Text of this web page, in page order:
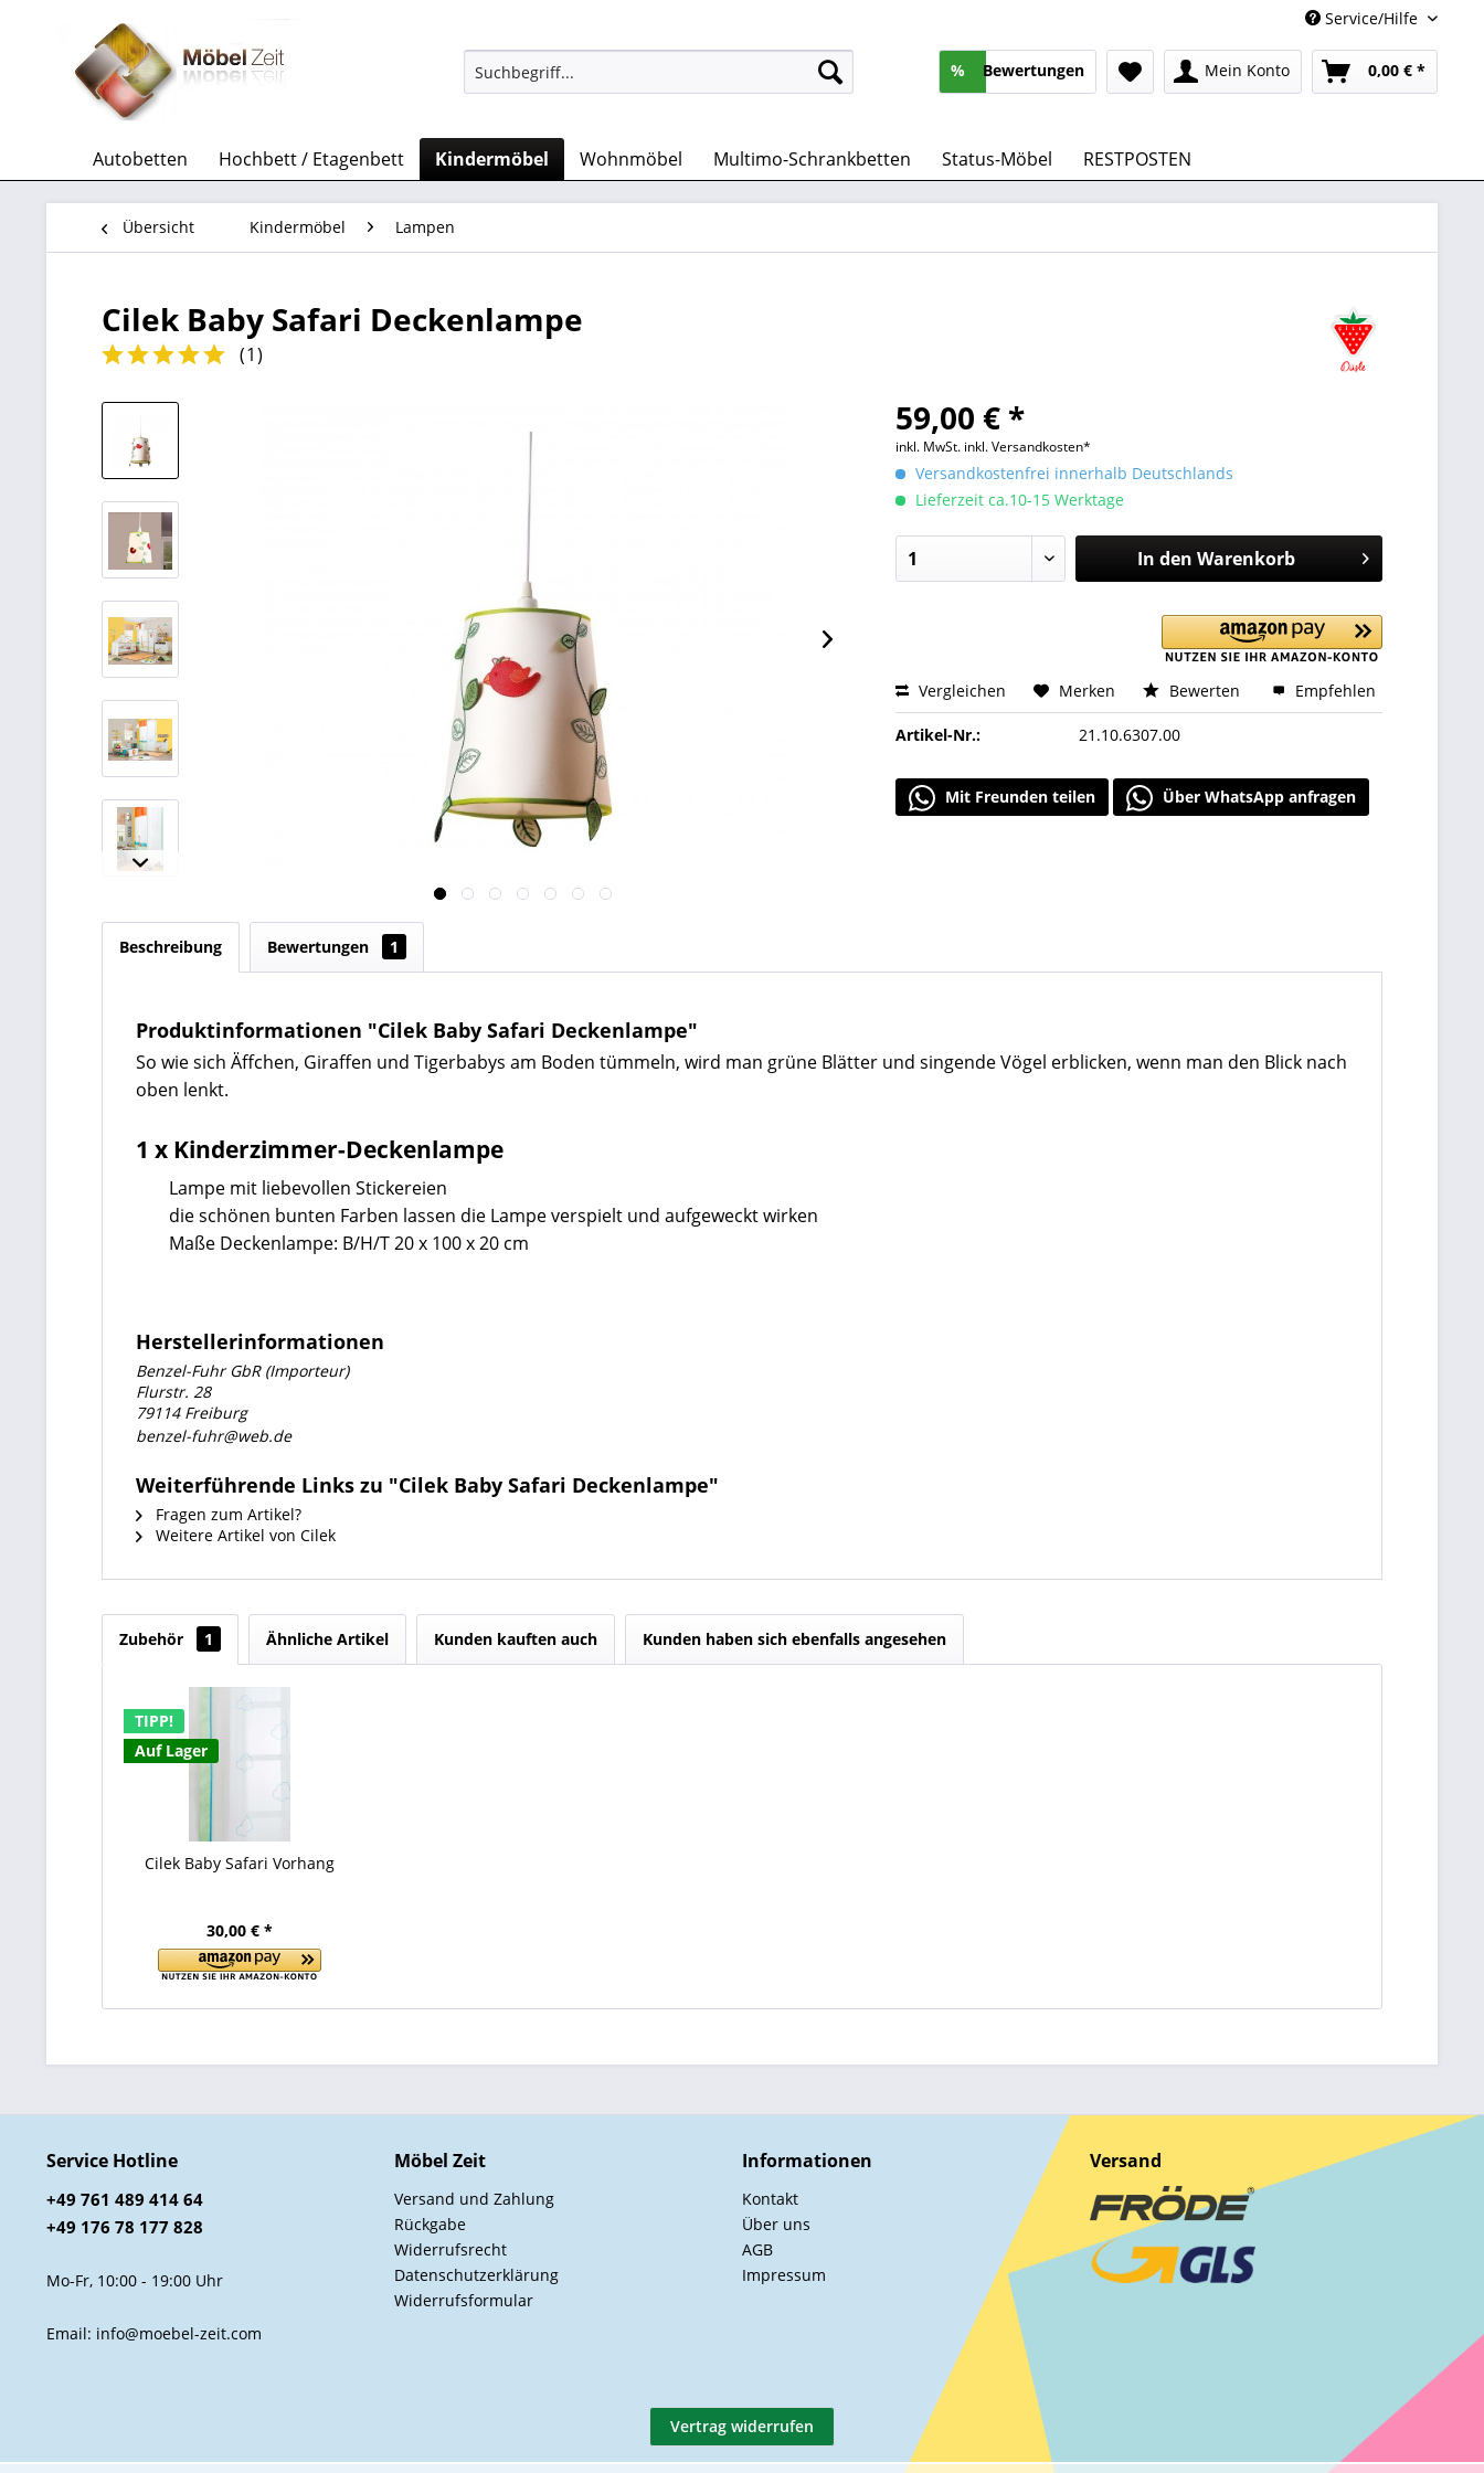
Service/Hilfe
% Bewertungen Mein Konto 0,00 € *
Autobetten Hochbett / Etagenbett Kindermöbel Wohnmöbel Multimo-Schrankbetten Status-Möbel RESTPOSTEN
Übersicht Kindermöbel Lampen
Cilek Baby Safari Deckenlampe
(1)
59,00 € *
inkl. MwSt. inkl. Versandkosten*
Versandkostenfrei innerhalb Deutschlands
Lieferzeit ca.10-15 Werktage
In den Warenkorb
Vergleichen Merken Bewerten Empfehlen
Artikel-Nr.: 21.10.6307.00
Mit Freunden teilen Über WhatsApp anfragen
Beschreibung Bewertungen 1
Produktinformationen "Cilek Baby Safari Deckenlampe"
So wie sich Äffchen, Giraffen und Tigerbabys am Boden tümmeln, wird man grüne Blätter und singende Vögel erblicken, wenn man den Blick nach
oben lenkt.
1 x Kinderzimmer-Deckenlampe
Lampe mit liebevollen Stickereien
die schönen bunten Farben lassen die Lampe verspielt und aufgeweckt wirken
Maße Deckenlampe: B/H/T 20 x 100 x 20 cm
Herstellerinformationen
Benzel-Fuhr GbR (Importeur)
Flurstr. 28
79114 Freiburg
benzel-fuhr@web.de
Weiterführende Links zu "Cilek Baby Safari Deckenlampe"
Fragen zum Artikel?
Weitere Artikel von Cilek
Zubehör 1 Ähnliche Artikel Kunden kauften auch Kunden haben sich ebenfalls angesehen
TIPP!
Auf Lager
Cilek Baby Safari Vorhang
30,00 € *
Service Hotline
+49 761 489 414 64
+49 176 78 177 828
Mo-Fr, 10:00 - 19:00 Uhr
Email: info@moebel-zeit.com
Möbel Zeit
Versand und Zahlung
Rückgabe
Widerrufsrecht
Datenschutzerklärung
Widerrufsformular
Informationen
Kontakt
Über uns
AGB
Impressum
Versand
Vertrag widerrufen